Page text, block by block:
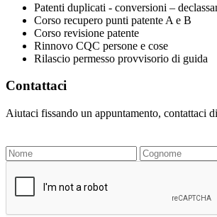
Patenti duplicati - conversioni –
Corso recupero punti patente A e B
Corso revisione patente
Rinnovo CQC persone e cose
Rilascio permesso provvisorio di guida
Contattaci
Aiutaci fissando un appuntamento, contattaci